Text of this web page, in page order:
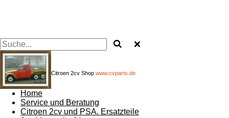
Citroen 2cv Shop www.cvparts.de
Home
Service und Beratung
Citroen 2cv und PSA. Ersatzteile